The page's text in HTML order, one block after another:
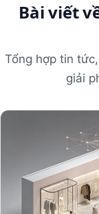
Bài viết
Tổng hợp tin
giải